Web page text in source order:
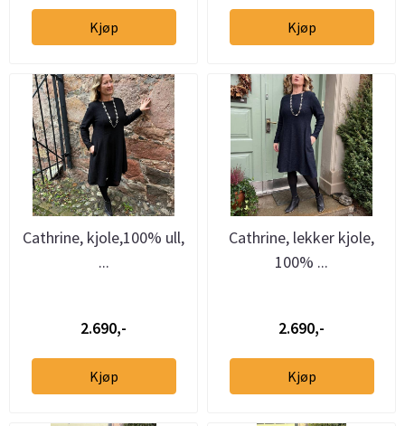
Kjøp Kjøp
Cathrine, kjole,100% ull,
...
2.690,-
Kjøp
Cathrine, lekker kjole,
100% ...
2.690,-
Kjøp